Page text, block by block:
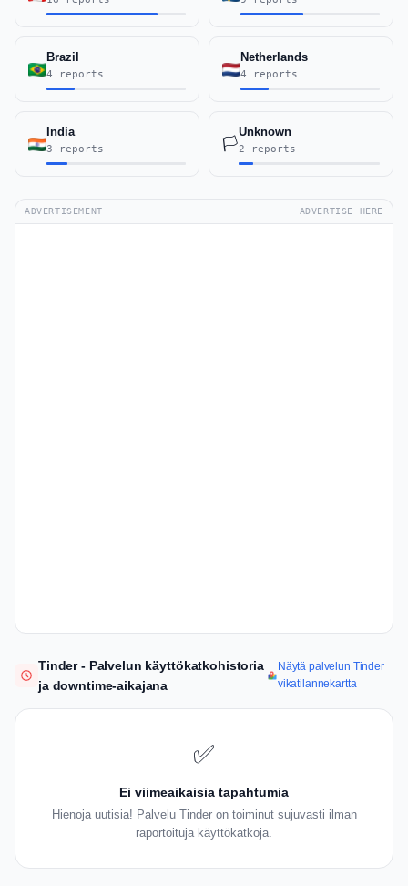
Brazil
4 reports
Netherlands
4 reports
India
3 reports 🏳️
Unknown
2 reports
ADVERTISEMENT ADVERTISE HERE
Tinder - Palvelun käyttökatkohistoria
ja downtime-aikajana
Näytä palvelun Tinder
vikatilannekartta
✅
Ei viimeaikaisia tapahtumia
Hienoja uutisia! Palvelu Tinder on toiminut sujuvasti ilman
raportoituja käyttökatkoja.